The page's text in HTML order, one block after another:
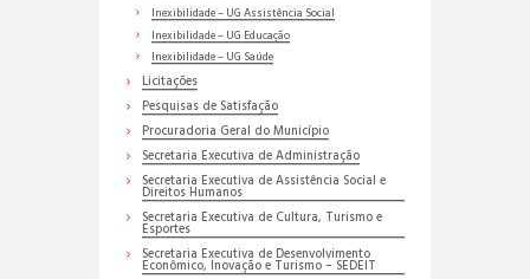
Inexibilidade – UG Assistência Social
Inexibilidade – UG Educação
Inexibilidade – UG Saúde
Licitações
Pesquisas de Satisfação
Procuradoria Geral do Município
Secretaria Executiva de Administração
Secretaria Executiva de Assistência Social e
Direitos Humanos
Secretaria Executiva de Cultura, Turismo e
Esportes
Secretaria Executiva de Desenvolvimento
Econômico, Inovação e Turismo – SEDEIT